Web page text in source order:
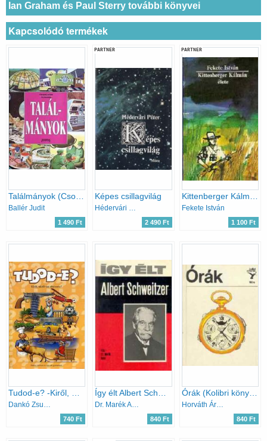
Ian Graham és Paul Sterry további könyvei
Kapcsolódó termékek
Találmányok (Csodálatos világunk)
Ballér Judit
1 490 Ft
PARTNER
Képes csillagvilág
Hédervári Péter
2 490 Ft
PARTNER
Kittenberger Kálmán élete
Fekete István
1 100 Ft
Dankó Zsuzsanna (szerk.)
740 Ft
Dr. Marék Antal
840 Ft
Órák (Kolibri könyvek)
Horváth Árpád
840 Ft